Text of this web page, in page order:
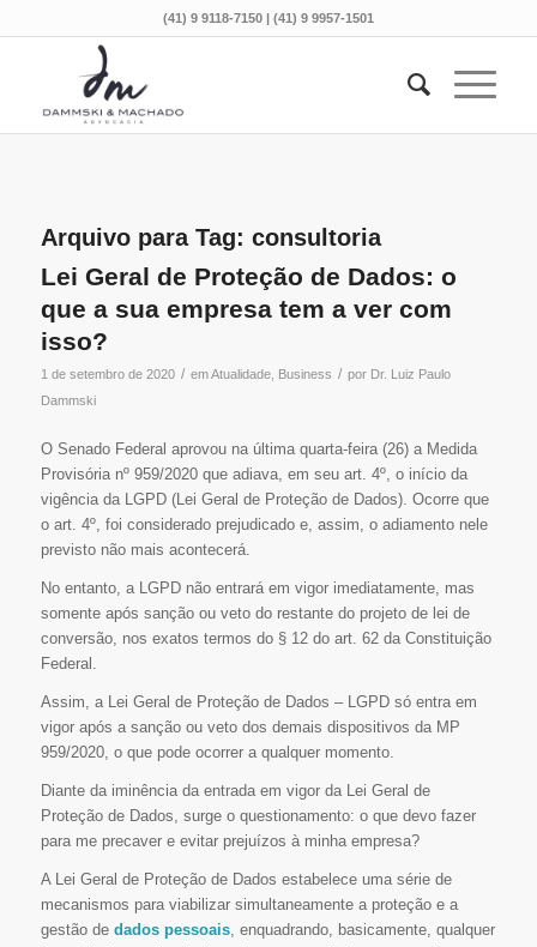
(41) 9 9118-7150 | (41) 9 9957-1501
Arquivo para Tag: consultoria
Lei Geral de Proteção de Dados: o
que a sua empresa tem a ver com
isso?
1 de setembro de 2020 / emAtualidade, Business / por Dr. Luiz Paulo
Dammski
O Senado Federal aprovou na última quarta-feira (26) a Medida
Provisória nº 959/2020 que adiava, em seu art. 4º, o início da
vigência da LGPD (Lei Geral de Proteção de Dados). Ocorre que
o art. 4º, foi considerado prejudicado e, assim, o adiamento nele
previsto não mais acontecerá.
No entanto, a LGPD não entrará em vigor imediatamente, mas
somente após sanção ou veto do restante do projeto de lei de
conversão, nos exatos termos do § 12 do art. 62 da Constituição
Federal.
Assim, a Lei Geral de Proteção de Dados – LGPD só entra em
vigor após a sanção ou veto dos demais dispositivos da MP
959/2020, o que pode ocorrer a qualquer momento.
Diante da iminência da entrada em vigor da Lei Geral de
Proteção de Dados, surge o questionamento: o que devo fazer
para me precaver e evitar prejuízos à minha empresa?
A Lei Geral de Proteção de Dados estabelece uma série de
mecanismos para viabilizar simultaneamente a proteção e a
gestão de dados pessoais, enquadrando, basicamente, qualquer